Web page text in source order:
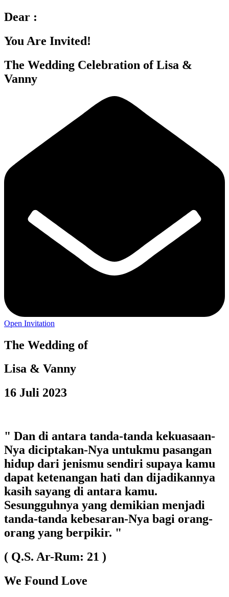
Dear :
You Are Invited!
The Wedding Celebration of Lisa &
Vanny
Open Invitation
The Wedding of
Lisa & Vanny
16 Juli 2023
" Dan di antara tanda-tanda kekuasaan-
Nya diciptakan-Nya untukmu pasangan
hidup dari jenismu sendiri supaya kamu
dapat ketenangan hati dan dijadikannya
kasih sayang di antara kamu.
Sesungguhnya yang demikian menjadi
tanda-tanda kebesaran-Nya bagi orang-
orang yang berpikir. "
( Q.S. Ar-Rum: 21 )
We Found Love